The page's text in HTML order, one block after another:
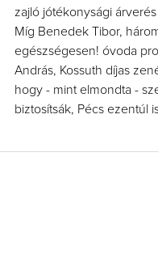
zajló jótékonysági
Míg Benedek Tibor,
egészségesen! óvoda
András, Kossuth díjas
hogy - mint elmondta -
biztosítsák, Pécs ezentúl